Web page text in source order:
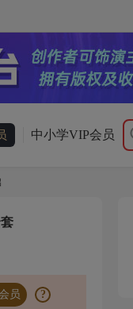
中小学VIP会员
员 ?